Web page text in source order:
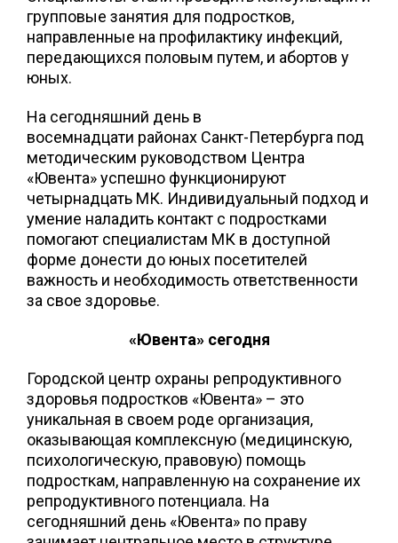
групповые занятия для подростков,
направленные на профилактику инфекций,
передающихся половым путем, и абортов у
юных.
На сегодняшний день в
восемнадцати районах Санкт-Петербурга под
методическим руководством Центра
«Ювента» успешно функционируют
четырнадцать МК. Индивидуальный подход и
умение наладить контакт с подростками
помогают специалистам МК в доступной
форме донести до юных посетителей
важность и необходимость ответственности
за свое здоровье.
«Ювента» сегодня
Городской центр охраны репродуктивного
здоровья подростков «Ювента» – это
уникальная в своем роде организация,
оказывающая комплексную (медицинскую,
психологическую, правовую) помощь
подросткам, направленную на сохранение их
репродуктивного потенциала. На
сегодняшний день «Ювента» по праву